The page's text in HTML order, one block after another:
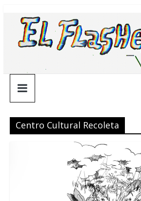
contenido
¯\_(ツ)_/
¯
Centro Cultural Recoleta